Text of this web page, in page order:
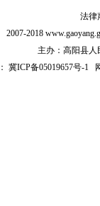
法律
2007-2018
主办：高阳县人
冀ICP备05019657号-1